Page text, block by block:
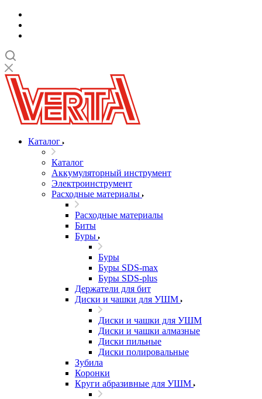
Каталог
Каталог
Аккумуляторный инструмент
Электроинструмент
Расходные материалы
Расходные материалы
Биты
Буры
Буры
Буры SDS-max
Буры SDS-plus
Держатели для бит
Диски и чашки для УШМ
Диски и чашки для УШМ
Диски и чашки алмазные
Диски пильные
Диски полировальные
Зубила
Коронки
Круги абразивные для УШМ